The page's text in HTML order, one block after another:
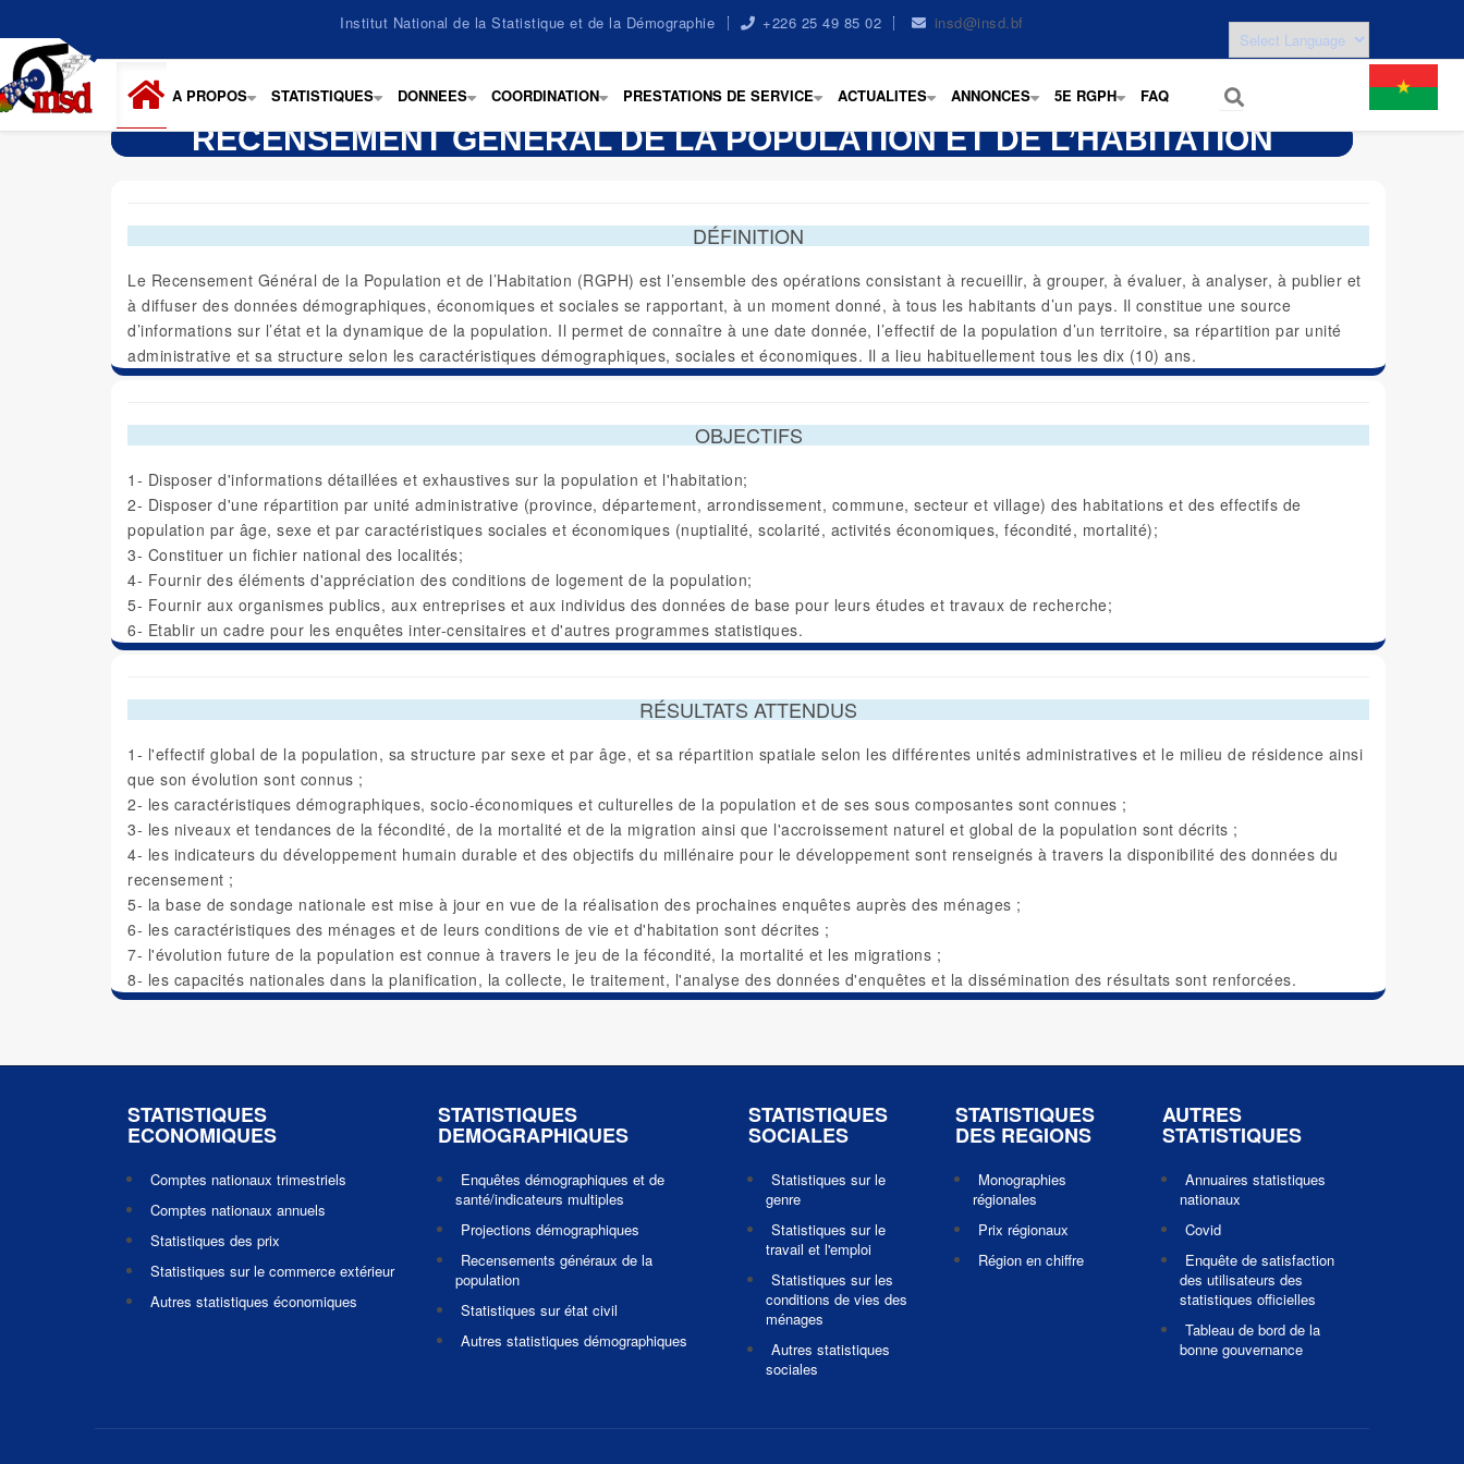
contenu
principal
Institut National de la Statistique et de la Démographie +226 25 49 85 02 insd@insd.bf
+
A PROPOS
+
STATISTIQUES
+
DONNEES
+
COORDINATION
+
PRESTATIONS DE SERVICE
+
ACTUALITES
+
ANNONCES
+
5E RGPH FAQ
RECENSEMENT GÉNÉRAL DE LA POPULATION ET DE L’HABITATION
DÉFINITION
Le Recensement Général de la Population et de l’Habitation (RGPH) est l’ensemble des opérations consistant à recueillir, à grouper, à évaluer, à analyser, à publier et
à diffuser des données démographiques, économiques et sociales se rapportant, à un moment donné, à tous les habitants d’un pays. Il constitue une source
d’informations sur l’état et la dynamique de la population. Il permet de connaître à une date donnée, l’effectif de la population d’un territoire, sa répartition par unité
administrative et sa structure selon les caractéristiques démographiques, sociales et économiques. Il a lieu habituellement tous les dix (10) ans.
OBJECTIFS
1- Disposer d'informations détaillées et exhaustives sur la population et l'habitation;
2- Disposer d'une répartition par unité administrative (province, département, arrondissement, commune, secteur et village) des habitations et des effectifs de
population par âge, sexe et par caractéristiques sociales et économiques (nuptialité, scolarité, activités économiques, fécondité, mortalité);
3- Constituer un fichier national des localités;
4- Fournir des éléments d'appréciation des conditions de logement de la population;
5- Fournir aux organismes publics, aux entreprises et aux individus des données de base pour leurs études et travaux de recherche;
6- Etablir un cadre pour les enquêtes inter-censitaires et d'autres programmes statistiques.
RÉSULTATS ATTENDUS
1- l'effectif global de la population, sa structure par sexe et par âge, et sa répartition spatiale selon les différentes unités administratives et le milieu de résidence ainsi
que son évolution sont connus ;
2- les caractéristiques démographiques, socio-économiques et culturelles de la population et de ses sous composantes sont connues ;
3- les niveaux et tendances de la fécondité, de la mortalité et de la migration ainsi que l'accroissement naturel et global de la population sont décrits ;
4- les indicateurs du développement humain durable et des objectifs du millénaire pour le développement sont renseignés à travers la disponibilité des données du
recensement ;
5- la base de sondage nationale est mise à jour en vue de la réalisation des prochaines enquêtes auprès des ménages ;
6- les caractéristiques des ménages et de leurs conditions de vie et d'habitation sont décrites ;
7- l'évolution future de la population est connue à travers le jeu de la fécondité, la mortalité et les migrations ;
8- les capacités nationales dans la planification, la collecte, le traitement, l'analyse des données d'enquêtes et la dissémination des résultats sont renforcées.
STATISTIQUES
ECONOMIQUES
Comptes nationaux trimestriels
Comptes nationaux annuels
Statistiques des prix
Statistiques sur le commerce extérieur
Autres statistiques économiques
STATISTIQUES
DEMOGRAPHIQUES
Enquêtes démographiques et de
santé/indicateurs multiples
Projections démographiques
Recensements généraux de la
population
Statistiques sur état civil
Autres statistiques démographiques
STATISTIQUES
SOCIALES
Statistiques sur le
genre
Statistiques sur le
travail et l'emploi
Statistiques sur les
conditions de vies des
ménages
Autres statistiques
sociales
STATISTIQUES
DES REGIONS
Monographies
régionales
Prix régionaux
Région en chiffre
AUTRES
STATISTIQUES
Annuaires statistiques
nationaux
Covid
Enquête de satisfaction
des utilisateurs des
statistiques officielles
Tableau de bord de la
bonne gouvernance